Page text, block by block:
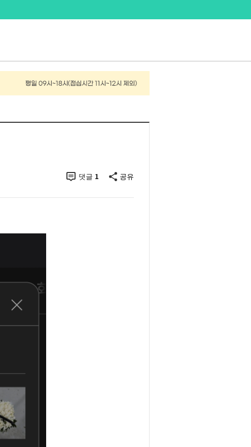
댓글 1 공유